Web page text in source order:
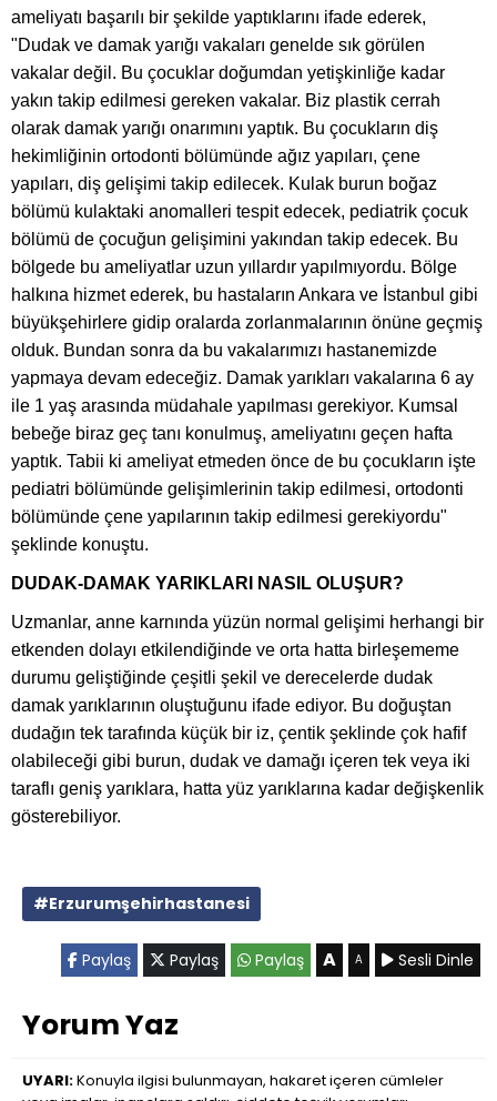
ameliyatı başarılı bir şekilde yaptıklarını ifade ederek,
"Dudak ve damak yarığı vakaları genelde sık görülen
vakalar değil. Bu çocuklar doğumdan yetişkinliğe kadar
yakın takip edilmesi gereken vakalar. Biz plastik cerrah
olarak damak yarığı onarımını yaptık. Bu çocukların diş
hekimliğinin ortodonti bölümünde ağız yapıları, çene
yapıları, diş gelişimi takip edilecek. Kulak burun boğaz
bölümü kulaktaki anomalleri tespit edecek, pediatrik çocuk
bölümü de çocuğun gelişimini yakından takip edecek. Bu
bölgede bu ameliyatlar uzun yıllardır yapılmıyordu. Bölge
halkına hizmet ederek, bu hastaların Ankara ve İstanbul gibi
büyükşehirlere gidip oralarda zorlanmalarının önüne geçmiş
olduk. Bundan sonra da bu vakalarımızı hastanemizde
yapmaya devam edeceğiz. Damak yarıkları vakalarına 6 ay
ile 1 yaş arasında müdahale yapılması gerekiyor. Kumsal
bebeğe biraz geç tanı konulmuş, ameliyatını geçen hafta
yaptık. Tabii ki ameliyat etmeden önce de bu çocukların işte
pediatri bölümünde gelişimlerinin takip edilmesi, ortodonti
bölümünde çene yapılarının takip edilmesi gerekiyordu"
şeklinde konuştu.
DUDAK-DAMAK YARIKLARI NASIL OLUŞUR?
Uzmanlar, anne karnında yüzün normal gelişimi herhangi bir
etkenden dolayı etkilendiğinde ve orta hatta birleşememe
durumu geliştiğinde çeşitli şekil ve derecelerde dudak
damak yarıklarının oluştuğunu ifade ediyor. Bu doğuştan
dudağın tek tarafında küçük bir iz, çentik şeklinde çok hafif
olabileceği gibi burun, dudak ve damağı içeren tek veya iki
taraflı geniş yarıklara, hatta yüz yarıklarına kadar değişkenlik
gösterebiliyor.
#Erzurumşehirhastanesi
Paylaş Paylaş Paylaş A A Sesli Dinle
Yorum Yaz
UYARI:Konuyla ilgisi bulunmayan, hakaret içeren cümleler